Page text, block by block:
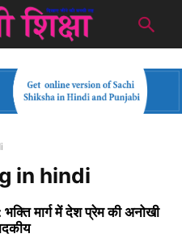
in hindi
मार्ग में देश प्रेम की अनोखी